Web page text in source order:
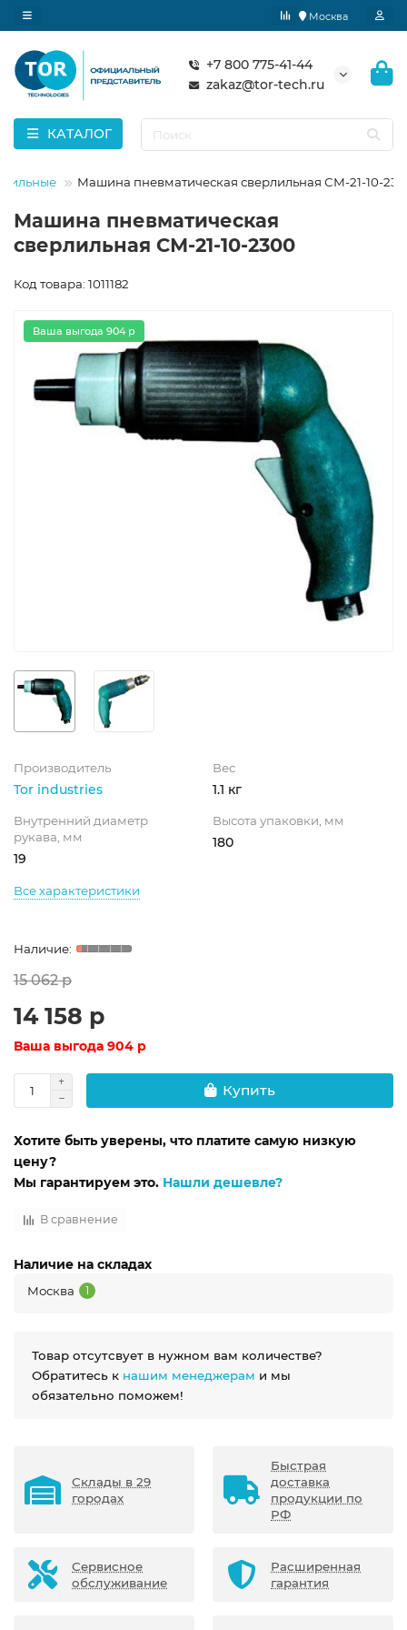
Москва
+7 800 775-41-44
zakaz@tor-tech.ru
КАТАЛОГ
Машина пневматическая сверлильная СМ-21-10-
Машина пневматическая
сверлильная СМ-21-10-2300
Код товара: 1011182
Ваша выгода 904 р
Производитель
Tor industries
Вес
1.1 кг
Внутренний диаметр
рукава, мм
19
Высота упаковки, мм
180
Все характеристики
15 062 р
14 158 р
Ваша выгода 904 р
Купить
Хотите быть уверены, что платите самую низкую
цену?
Мы гарантируем это. Нашли дешевле?
В сравнение
Наличие на складах
Москва 1
Товар отсутсвует в нужном вам количестве?
Обратитесь к нашим менеджерам и мы
обязательно поможем!
Склады в 29
городах
Быстрая
доставка
продукции по
РФ
Сервисное
обслуживание
Расширенная
гарантия